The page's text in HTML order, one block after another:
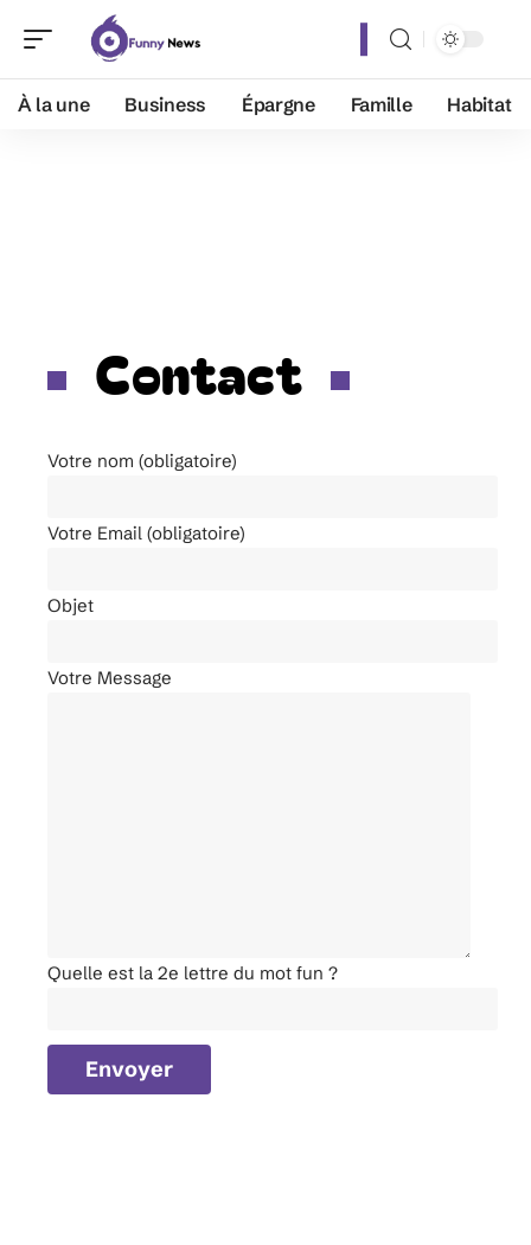
À la une Business Épargne Famille Habitat
Contact
Votre nom (obligatoire)
Votre Email (obligatoire)
Objet
Votre Message
Quelle est la 2e lettre du mot fun ?